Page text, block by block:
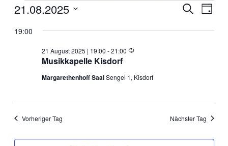
Veranstaltungen
für
2025
Suche
Suche
Tag
21.08.2025
wählen.
19:00
Musikkapelle Kisdorf
21 August 2025 | 19:00 -21:00 Wiederholung
Margarethenhoff SaalSengel 1, Kisdorf
Vorheriger Tag Nächster Tag